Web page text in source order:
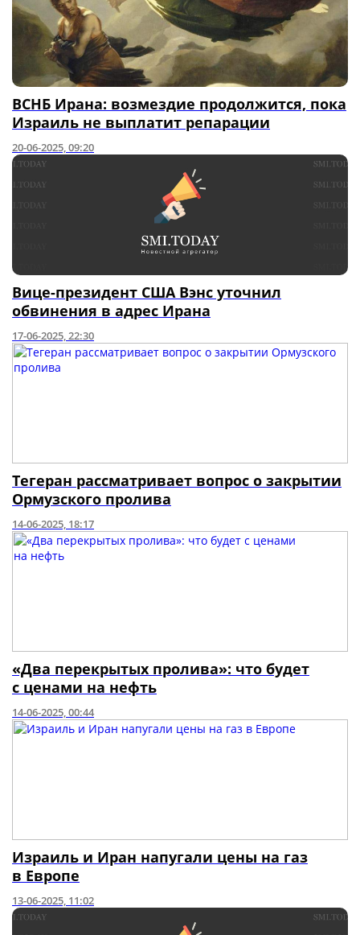
ВСНБ Ирана: возмездие продолжится, пока
Израиль не выплатит репарации
20-06-2025, 09:20
Вице-президент США Вэнс уточнил
обвинения в адрес Ирана
17-06-2025, 22:30
Тегеран рассматривает вопрос о закрытии
Ормузского пролива
14-06-2025, 18:17
«Два перекрытых пролива»: что будет
с ценами на нефть
14-06-2025, 00:44
Израиль и Иран напугали цены на газ
в Европе
13-06-2025, 11:02